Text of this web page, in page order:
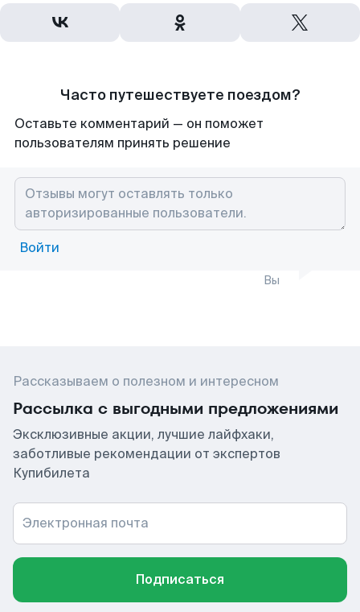
Часто путешествуете поездом?
Оставьте комментарий — он поможет
пользователям принять решение
Войти
Вы
Рассказываем о полезном и интересном
Рассылка с выгодными предложениями
Эксклюзивные акции, лучшие лайфхаки,
заботливые рекомендации от экспертов
Купибилета
Электронная почта
Подписаться